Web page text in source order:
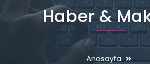
Haber &
Anasayfa